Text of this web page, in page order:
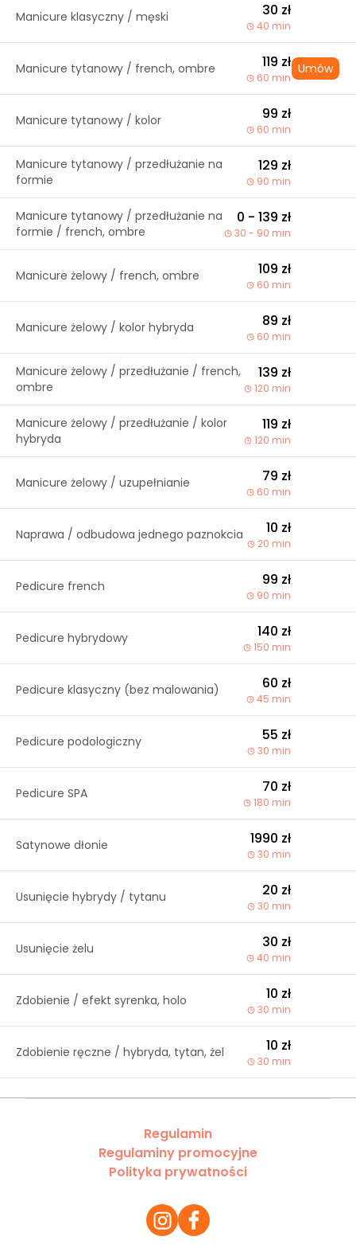
Manicure klasyczny / męski 30 zł
40 min
Manicure tytanowy / french, ombre 119 zł
60 min
Umów
Manicure tytanowy / kolor 99 zł
60 min
Manicure tytanowy / przedłużanie na
formie
129 zł
90 min
Manicure tytanowy / przedłużanie na
formie / french, ombre
0 - 139 zł
30 - 90 min
Manicure żelowy / french, ombre 109 zł
60 min
Manicure żelowy / kolor hybryda 89 zł
60 min
Manicure żelowy / przedłużanie / french,
ombre
139 zł
120 min
Manicure żelowy / przedłużanie / kolor
hybryda
119 zł
120 min
Manicure żelowy / uzupełnianie 79 zł
60 min
Naprawa / odbudowa jednego paznokcia 10 zł
20 min
Pedicure french 99 zł
90 min
Pedicure hybrydowy 140 zł
150 min
Pedicure klasyczny (bez malowania) 60 zł
45 min
Pedicure podologiczny 55 zł
30 min
Pedicure SPA 70 zł
180 min
Satynowe dłonie 1990 zł
30 min
Usunięcie hybrydy / tytanu 20 zł
30 min
Usunięcie żelu 30 zł
40 min
Zdobienie / efekt syrenka, holo 10 zł
30 min
Zdobienie ręczne / hybryda, tytan, żel 10 zł
30 min
Regulamin
Regulaminy promocyjne
Polityka prywatności